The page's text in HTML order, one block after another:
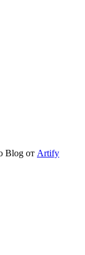
Blog от Artify